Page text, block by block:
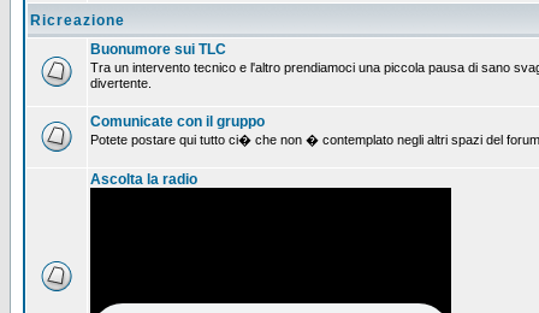
Ricreazione
Buonumore sui TLC
Tra un intervento tecnico e l'altro prendiamoci una piccola pausa di sano
divertente.
Comunicate con il gruppo
Potete postare qui tutto ci� che non � contemplato negli altri spazi del
Ascolta la radio